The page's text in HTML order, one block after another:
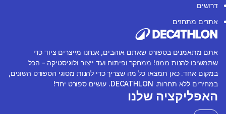
דרושים
אתרים מתחזים
אתם מתאמנים בספורט שאתם אוהבים, אנחנו מייצרים ציוד כדי
שתמשיכו להנות ממנו! ממחקר ופיתוח ועד ייצור ולוגיסטיקה - הכל
במקום אחד. כאן תמצאו כל מה שצריך כדי להנות מסוגי הספורט השונים,
במחירים ללא תחרות. DECATHLON. עושים ספורט יחד!
האפליקציה שלנו